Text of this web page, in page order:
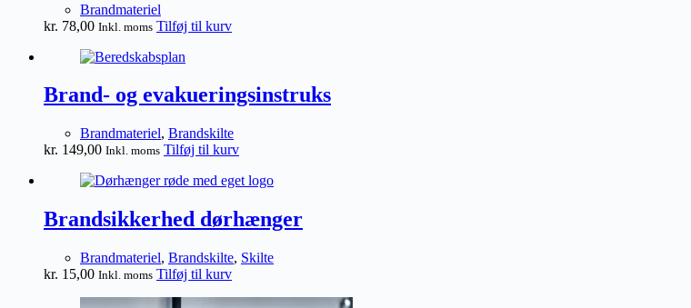
Brandmateriel
kr. 78,00 Inkl. moms Tilføj til kurv
Brand- og evakueringsinstruks
Brandmateriel, Brandskilte
kr. 149,00 Inkl. moms Tilføj til kurv
Brandsikkerhed dørhænger
Brandmateriel, Brandskilte, Skilte
kr. 15,00 Inkl. moms Tilføj til kurv